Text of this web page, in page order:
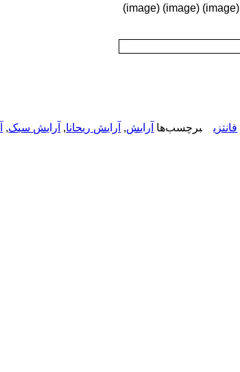
فانتزی برچسب‌ها آرایش, آرایش ریحانا, آرایش سبک,